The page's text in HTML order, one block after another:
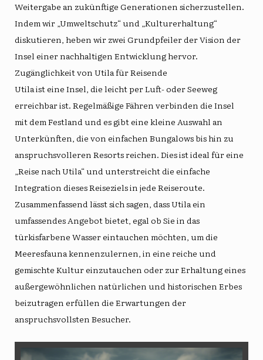
Weitergabe an zukünftige Generationen sicherzustellen.
Indem wir „Umweltschutz“ und „Kulturerhaltung“
diskutieren, heben wir zwei Grundpfeiler der Vision der
Insel einer nachhaltigen Entwicklung hervor.
Zugänglichkeit von Utila für Reisende
Utila ist eine Insel, die leicht per Luft- oder Seeweg
erreichbar ist. Regelmäßige Fähren verbinden die Insel
mit dem Festland und es gibt eine kleine Auswahl an
Unterkünften, die von einfachen Bungalows bis hin zu
anspruchsvolleren Resorts reichen. Dies ist ideal für eine
„Reise nach Utila“ und unterstreicht die einfache
Integration dieses Reiseziels in jede Reiseroute.
Zusammenfassend lässt sich sagen, dass Utila ein
umfassendes Angebot bietet, egal ob Sie in das
türkisfarbene Wasser eintauchen möchten, um die
Meeresfauna kennenzulernen, in eine reiche und
gemischte Kultur einzutauchen oder zur Erhaltung eines
außergewöhnlichen natürlichen und historischen Erbes
beizutragen erfüllen die Erwartungen der
anspruchsvollsten Besucher.